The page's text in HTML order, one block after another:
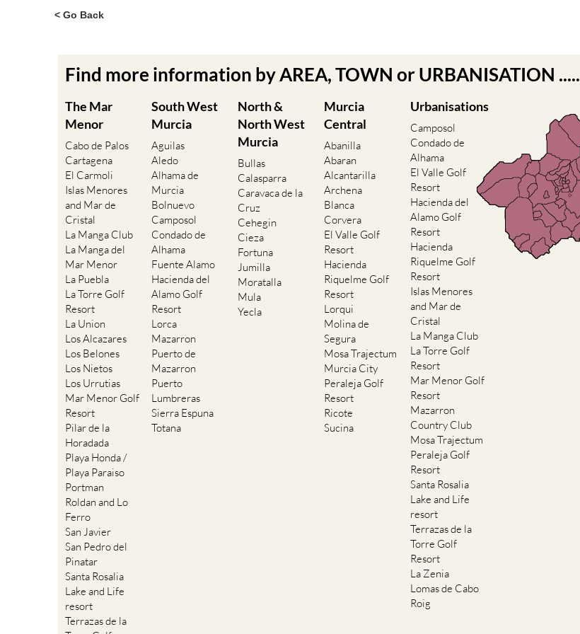
< Go Back
Find more information by AREA, TOWN or URBANISATION .....
The Mar
Menor
Cabo de Palos
Cartagena
El Carmoli
Islas Menores
and Mar de
Cristal
La Manga Club
La Manga del
Mar Menor
La Puebla
La Torre Golf
Resort
La Union
Los Alcazares
Los Belones
Los Nietos
Los Urrutias
Mar Menor Golf
Resort
Pilar de la
Horadada
Playa Honda /
Playa Paraiso
Portman
Roldan and Lo
Ferro
San Javier
San Pedro del
Pinatar
Santa Rosalia
Lake and Life
resort
Terrazas de la
South West
Murcia
Aguilas
Aledo
Alhama de
Murcia
Bolnuevo
Camposol
Condado de
Alhama
Fuente Alamo
Hacienda del
Alamo Golf
Resort
Lorca
Mazarron
Puerto de
Mazarron
Puerto
Lumbreras
Sierra Espuna
Totana
North &
North West
Murcia
Bullas
Calasparra
Caravaca de la
Cruz
Cehegin
Cieza
Fortuna
Jumilla
Moratalla
Mula
Yecla
Murcia
Central
Abanilla
Abaran
Alcantarilla
Archena
Blanca
Corvera
El Valle Golf
Resort
Hacienda
Riquelme Golf
Resort
Lorqui
Molina de
Segura
Mosa Trajectum
Murcia City
Peraleja Golf
Resort
Ricote
Sucina
Urbanisations
Camposol
Condado de
Alhama
El Valle Golf
Resort
Hacienda del
Alamo Golf
Resort
Hacienda
Riquelme Golf
Resort
Islas Menores
and Mar de
Cristal
La Manga Club
La Torre Golf
Resort
Mar Menor Golf
Resort
Mazarron
Country Club
Mosa Trajectum
Peraleja Golf
Resort
Santa Rosalia
Lake and Life
resort
Terrazas de la
Torre Golf
Resort
La Zenia
Lomas de Cabo
Roig